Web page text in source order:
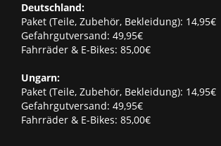
Deutschland:
Paket (Teile, Zubehör, Bekleidung): 14,95€
Gefahrgutversand: 49,95€
Fahrräder & E-Bikes: 85,00€
Ungarn:
Paket (Teile, Zubehör, Bekleidung): 14,95€
Gefahrgutversand: 49,95€
Fahrräder & E-Bikes: 85,00€